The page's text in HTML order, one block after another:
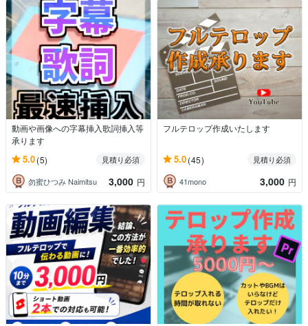
動画や画像への字幕挿入歌詞挿入等
承ります
5.0(5)
見積り必須
勿蜜ひつみ Naimitsu
3,000 円
フルテロップ作成いたします
5.0(45)
見積り必須
41mono
3,000 円